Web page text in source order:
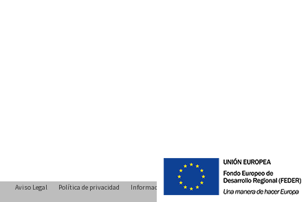
Aviso Legal Política de privacidad Información regulatoria